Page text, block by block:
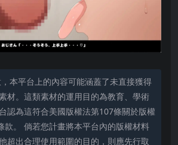
本平台上的內容可能涵蓋了未直接獲得
材。這類素材的運用目的為教育、學術
認為這符合美國版權法第107條關於版權
款。 倘若您計畫將本平台內的版權材料
超出合理使用範圍的目的，則應先行取